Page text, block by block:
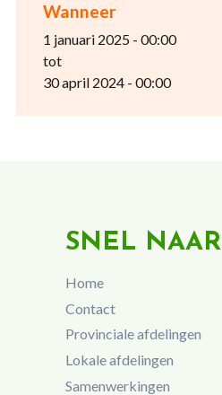
Wanneer
1 januari 2025 - 00:00
tot
30 april 2024 - 00:00
SNEL NAAR
Home
Contact
Provinciale afdelingen
Lokale afdelingen
Samenwerkingen